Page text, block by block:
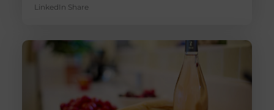
LinkedIn Share